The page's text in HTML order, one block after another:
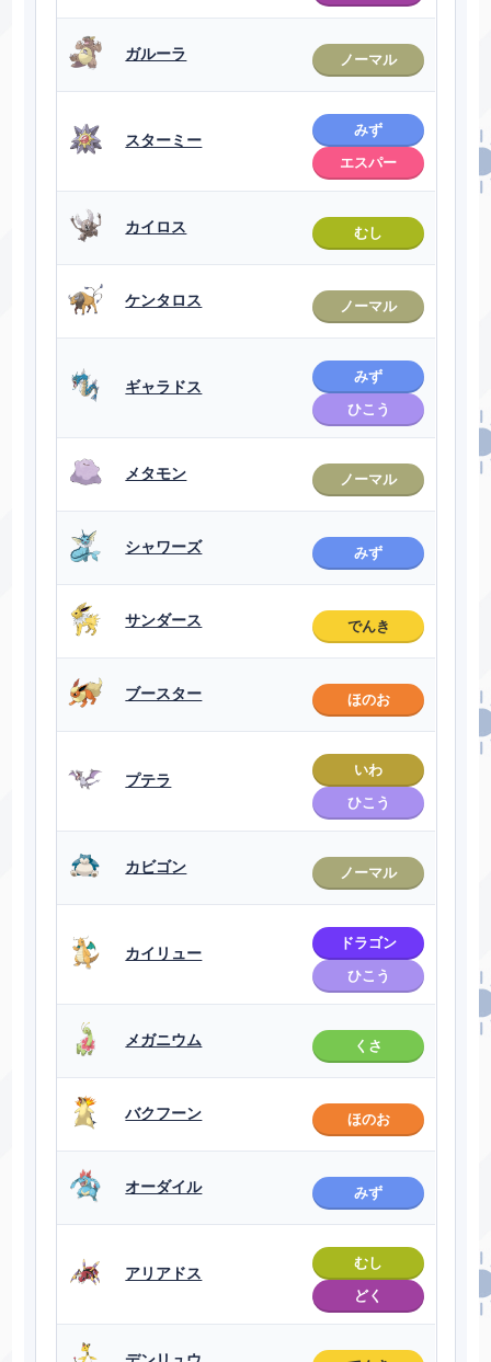
ガルーラ ノーマル
スターミー
みず
エスパー
カイロス むし
ケンタロス ノーマル
ギャラドス
みず
ひこう
メタモン ノーマル
シャワーズ みず
サンダース でんき
ブースター ほのお
プテラ
いわ
ひこう
カビゴン ノーマル
カイリュー
ドラゴン
ひこう
メガニウム くさ
バクフーン ほのお
オーダイル みず
アリアドス
むし
どく